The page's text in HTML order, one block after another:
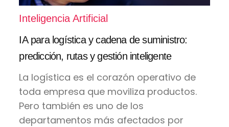
Inteligencia Artificial
IA para logística y cadena de suministro:
predicción, rutas y gestión inteligente
La logística es el corazón operativo de
toda empresa que moviliza productos.
Pero también es uno de los
departamentos más afectados por